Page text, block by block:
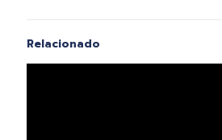
Relacionado